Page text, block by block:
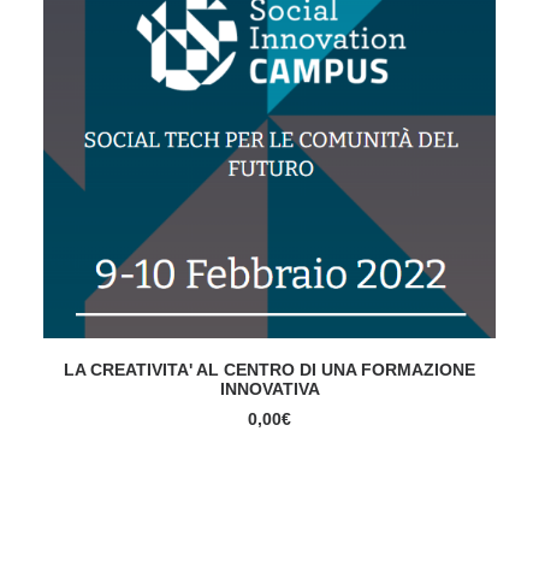
SELECT OPTIONS
prodotto
LA CREATIVITA' AL CENTRO DI UNA FORMAZIONE
INNOVATIVA
0,00€